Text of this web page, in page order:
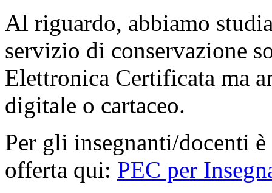
Al riguardo, abbiamo
servizio di conservazione
Elettronica Certificata ma
digitale o cartaceo.
Per gli insegnanti/docenti
offerta qui: PEC per